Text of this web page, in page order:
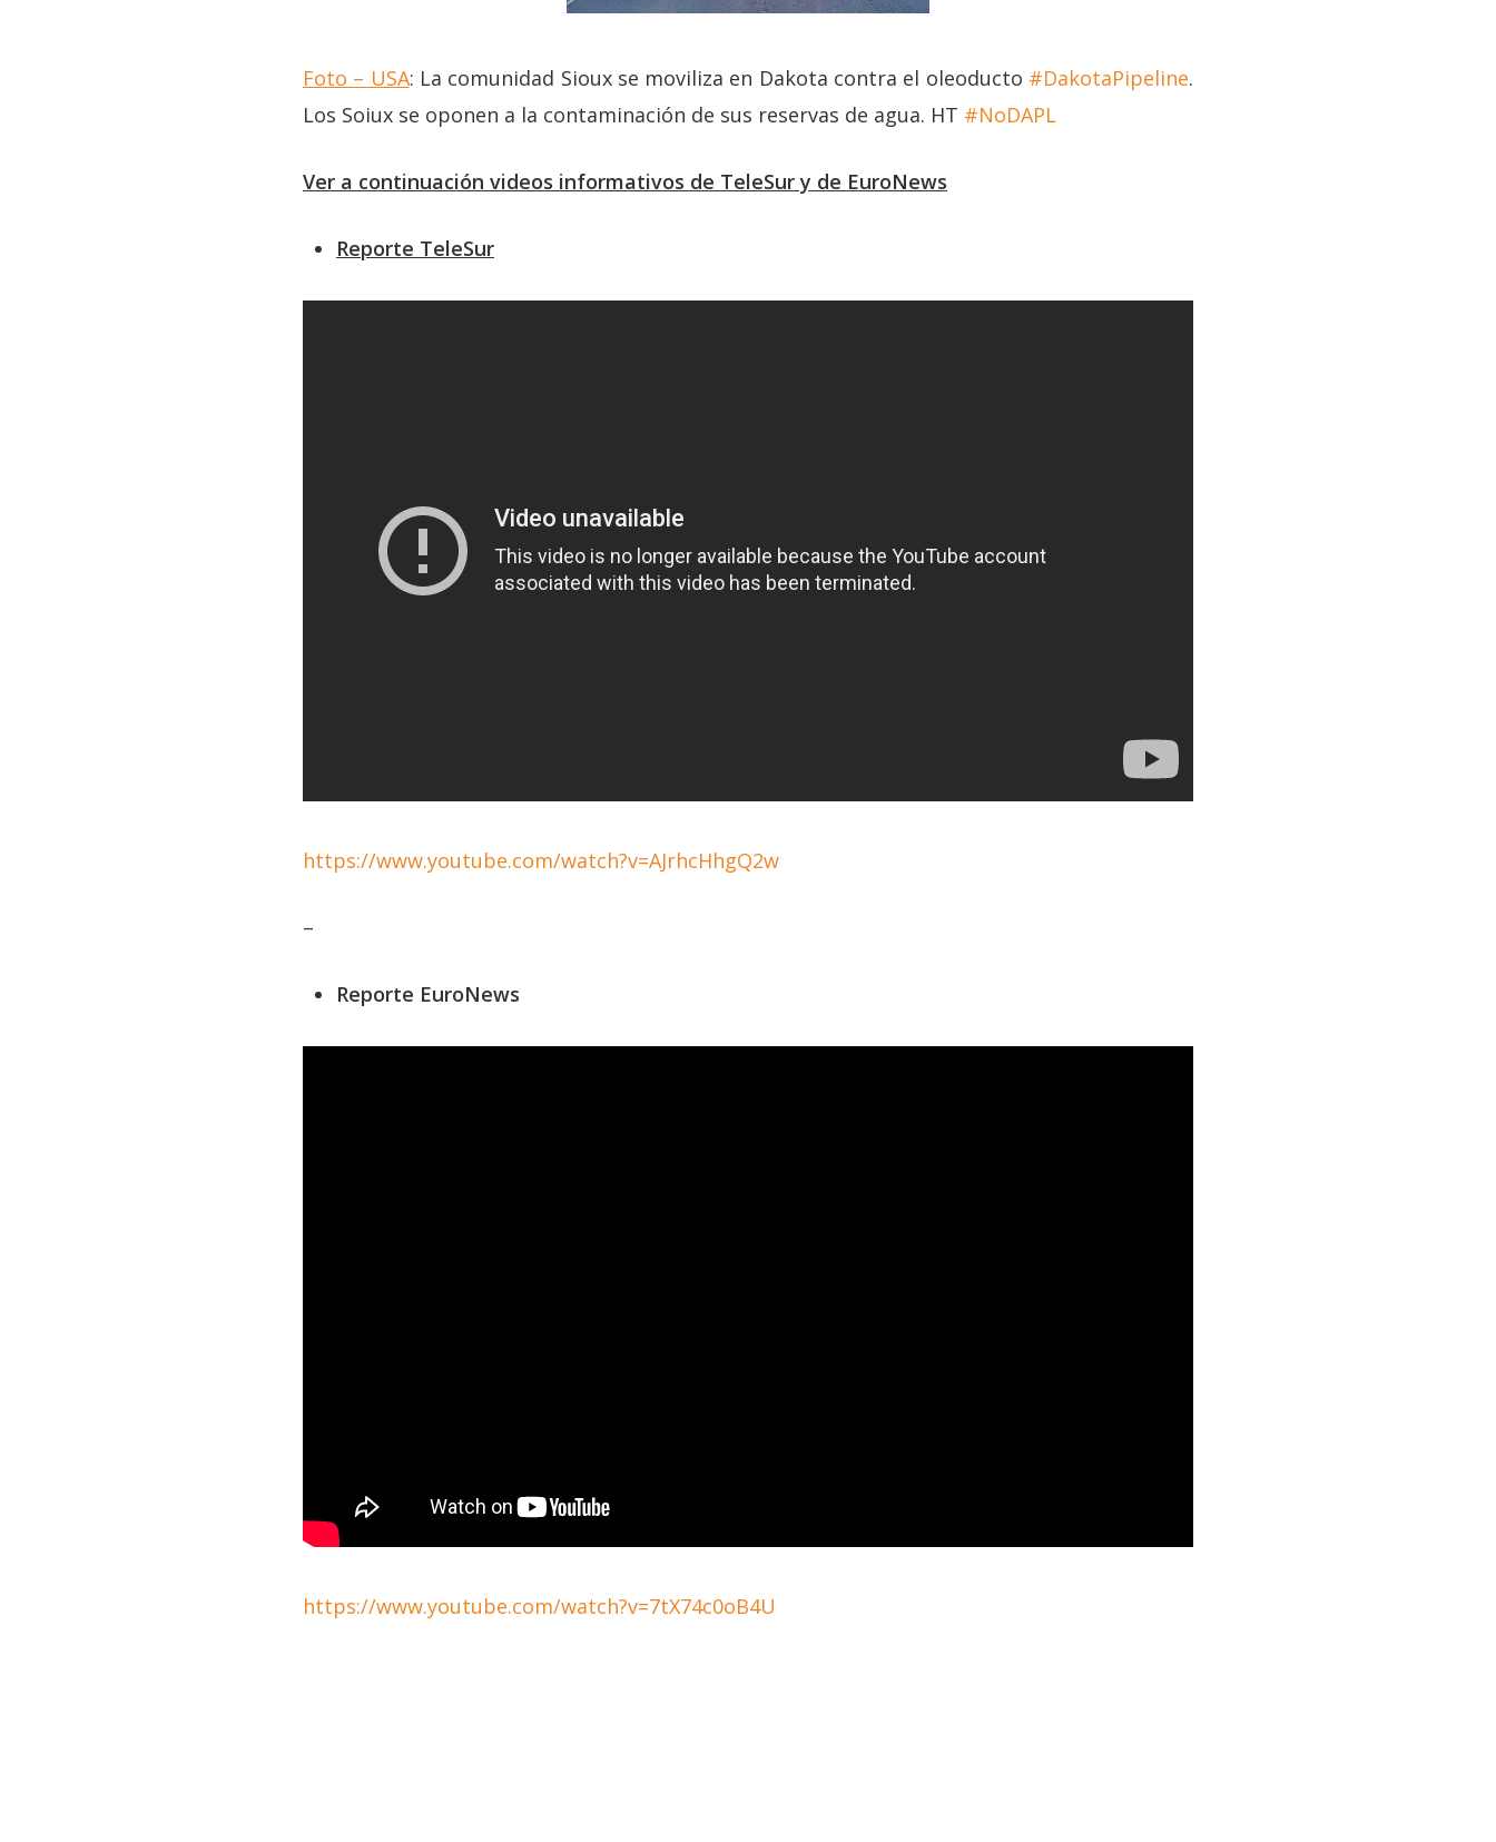
Foto – USA: La comunidad Sioux se moviliza en Dakota contra el oleoducto #DakotaPipeline.
Los Soiux se oponen a la contaminación de sus reservas de agua. HT #NoDAPL
Ver a continuación videos informativos de TeleSur y de EuroNews
Reporte TeleSur
https://www.youtube.com/watch?v=AJrhcHhgQ2w
–
Reporte EuroNews
https://www.youtube.com/watch?v=7tX74c0oB4U